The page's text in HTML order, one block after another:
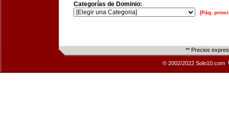
Categorías de Dominio:
[Pág.
** Precios
© 2002/2022 Solo10.com